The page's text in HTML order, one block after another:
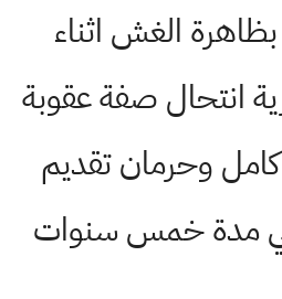
الغش اثناء
انتحال صفة عقوبة
وحرمان تقديم
مدة خمس سنوات